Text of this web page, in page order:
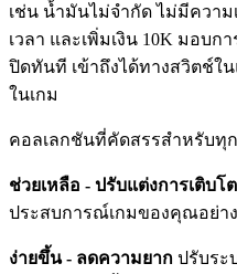
เช่น น้ำมันไม่จำกัด ไม่มีควา
เวลา และเพิ่มเงิน 10K มอบ
ปิดทันที เข้าถึงได้ทางสวิตช์ใ
ในเกม
คอลเลกชันที่คัดสรรสำหรับทุ
ช่วยเหลือ - ปรับแต่งการเติบ
ประสบการณ์เกมของคุณอย่าง
ง่ายขึ้น - ลดความยาก ปรับระ